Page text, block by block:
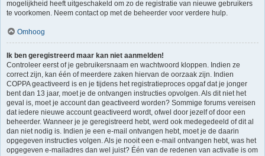
mogelijkheid heeft uitgeschakeld om zo de registratie van nieuwe gebruikers
te voorkomen. Neem contact op met de beheerder voor verdere hulp.
Omhoog
Ik ben geregistreerd maar kan niet aanmelden!
Controleer eerst of je gebruikersnaam en wachtwoord kloppen. Indien ze
correct zijn, kan één of meerdere zaken hiervan de oorzaak zijn. Indien
COPPA geactiveerd is en je tijdens het registratieproces opgaf dat je jonger
bent dan 13 jaar, moet je de ontvangen instructies opvolgen. Als dit niet het
geval is, moet je account dan geactiveerd worden? Sommige forums vereisen
dat iedere nieuwe account geactiveerd wordt, ofwel door jezelf of door een
beheerder. Wanneer je je geregistreerd hebt, werd ook medegedeeld of dit al
dan niet nodig is. Indien je een e-mail ontvangen hebt, moet je de daarin
opgegeven instructies volgen. Als je nooit een e-mail ontvangen hebt, was het
opgegeven e-mailadres dan wel juist? Één van de redenen van activatie is om